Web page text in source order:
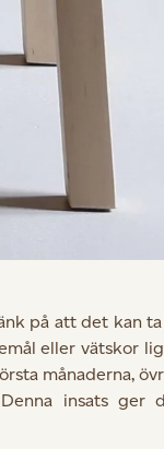
på att det kan
eller vätskor
månaderna,
insats ger